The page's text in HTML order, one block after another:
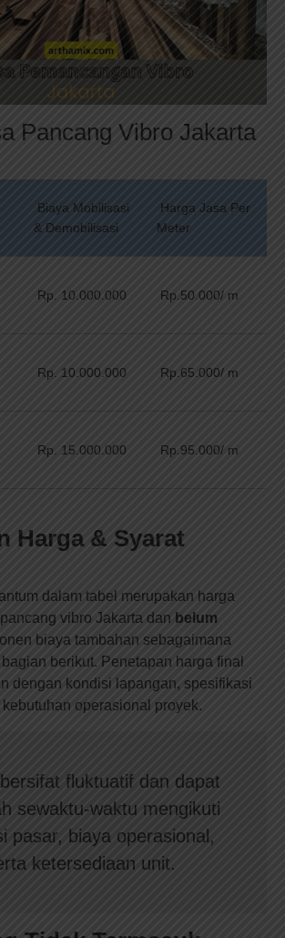
Pancang Vibro Jakarta
Biaya Mobilisasi
& Demobilisasi
Harga Jasa Per
Meter
Rp. 10.000.000 Rp.50.000/ m
Rp. 10.000.000 Rp.65.000/ m
Rp. 15.000.000 Rp.95.000/ m
Harga & Syarat
dalam tabel merupakan harga
vibro Jakarta dan belum
biaya tambahan sebagaimana
berikut. Penetapan harga final
dengan kondisi lapangan, spesifikasi
operasional proyek.
fluktuatif dan dapat
sewaktu-waktu mengikuti
pasar, biaya operasional,
ketersediaan unit.